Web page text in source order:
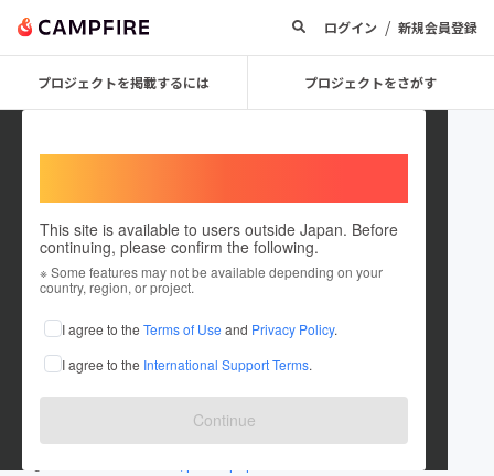
ログイン / 新規会員登録
プロジェクトを掲載するには プロジェクトをさがす
This site is available to users outside Japan. Before
continuing, please confirm the following.
※ Some features may not be available depending on your
country, region, or project.
I agree to the Terms of Use and Privacy Policy.
I agree to the International Support Terms.
Continue
goro0516
これまでに11回支援して1件のプロジェクトを投稿しています
在住国：日本 現在地：島根県
出身国：日本 出身地：東京都